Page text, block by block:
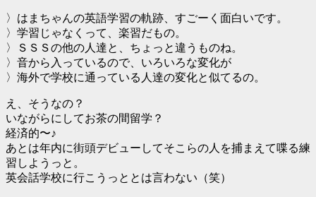
〉はまちゃんの英語学習の軌跡、すごーく面白いです。
〉学習じゃなくって、楽習だもの。
〉ＳＳＳの他の人達と、ちょっと違うものね。
〉音から入っているので、いろいろな変化が
〉海外で学校に通っている人達の変化と似てるの。
え、そうなの？
いながらにしてお茶の間留学？
経済的〜♪
あとは年内に街頭デビューしてそこらの人を捕まえて喋る練
習しようっと。
英会話学校に行こうっととは言わない（笑）